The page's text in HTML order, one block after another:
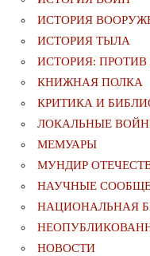
ИСТОРИЯ
ИСТОРИЯ ТЫЛА
ИСТОРИЯ:
КНИЖНАЯ ПОЛКА
КРИТИКА И
ЛОКАЛЬНЫЕ
МЕМУАРЫ
МУНДИР
НАУЧНЫЕ
НАЦИОНАЛЬНАЯ
НОВОСТИ